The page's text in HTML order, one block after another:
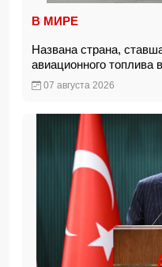
В МИРЕ
Названа страна,
авиационного топлива
07 августа 2026